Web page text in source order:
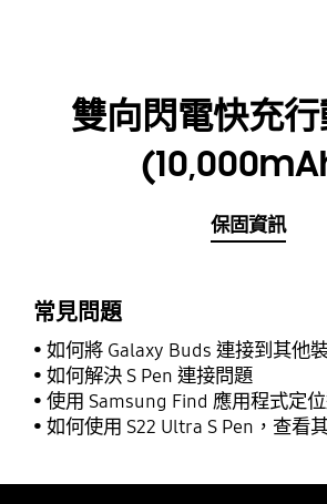
雙向閃電快充
保固資訊
常見問題
如何將 Galaxy Buds 連接到其他
如何解決 S Pen 連接問題
使用 Samsung Find 應用程式定
如何使用 S22 Ultra S Pen，查看